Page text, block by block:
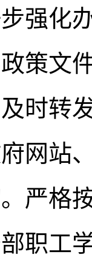
强化
策文
及时转
网站
严格
职工